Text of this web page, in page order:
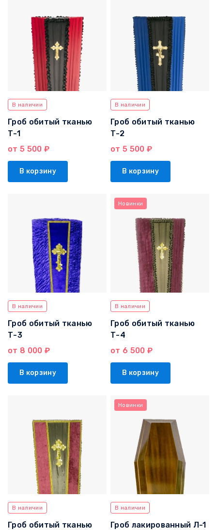
В наличии
Гроб обитый тканью
Т-1
от 5 500 ₽
В корзину
В наличии
Гроб обитый тканью
Т-2
от 5 500 ₽
В корзину
В наличии
Гроб обитый тканью
Т-3
от 8 000 ₽
В корзину
Новинки
В наличии
Гроб обитый тканью
Т-4
от 6 500 ₽
В корзину
В наличии
Гроб обитый тканью
Новинки
В наличии
Гроб лакированный Л-1